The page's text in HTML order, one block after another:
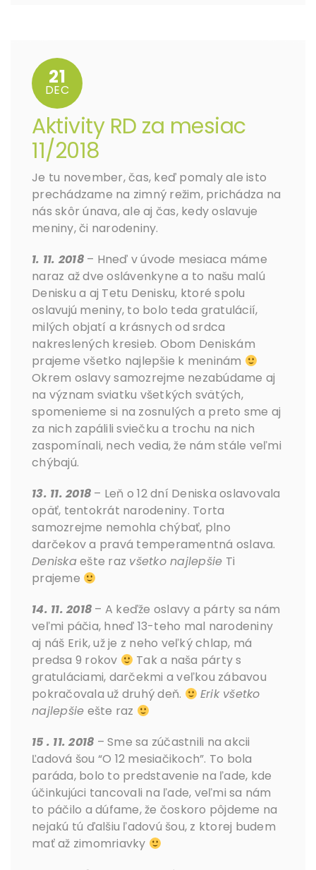
21
DEC
Aktivity RD za mesiac
11/2018
Je tu november, čas, keď pomaly ale isto
prechádzame na zimný režim, prichádza na
nás skôr únava, ale aj čas, kedy oslavuje
meniny, či narodeniny.
1. 11. 2018– Hneď v úvode mesiaca máme
naraz až dve oslávenkyne a to našu malú
Denisku a aj Tetu Denisku, ktoré spolu
oslavujú meniny, to bolo teda gratulácií,
milých objatí a krásnych od srdca
nakreslených kresieb. Obom Deniskám
prajeme všetko najlepšie k meninám
Okrem oslavy samozrejme nezabúdame aj
na význam sviatku všetkých svätých,
spomenieme si na zosnulých a preto sme aj
za nich zapálili sviečku a trochu na nich
zaspomínali, nech vedia, že nám stále veľmi
chýbajú.
13. 11. 2018 – Leň o 12 dní Deniska oslavovala
opäť, tentokrát narodeniny. Torta
samozrejme nemohla chýbať, plno
darčekov a pravá temperamentná oslava.
Deniskaešte raz všetko najlepšie Ti
prajeme
14. 11. 2018 – A keďže oslavy a párty sa nám
veľmi páčia, hneď 13-teho mal narodeniny
aj náš Erik, už je z neho veľký chlap, má
predsa 9 rokov
Tak a naša párty s
gratuláciami, darčekmi a veľkou zábavou
pokračovala už druhý deň.
Erik všetko
najlepšie ešte raz
15 . 11. 2018 – Sme sa zúčastnili na akcii
Ľadová šou “O 12 mesiačikoch”. To bola
paráda, bolo to predstavenie na ľade, kde
účinkujúci tancovali na ľade, veľmi sa nám
to páčilo a dúfame, že čoskoro pôjdeme na
nejakú tú ďalšiu ľadovú šou, z ktorej budem
mať až zimomriavky